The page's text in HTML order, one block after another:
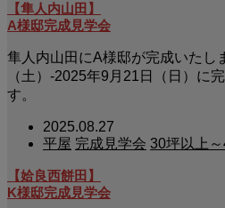
【隼人内山田】
A様邸完成見学会
隼人内山田にA様邸が完成いたし
（土）-2025年9月21日（日）に
す。
2025.08.27
平屋 完成見学会 30坪以上
【姶良西餅田】
K様邸完成見学会